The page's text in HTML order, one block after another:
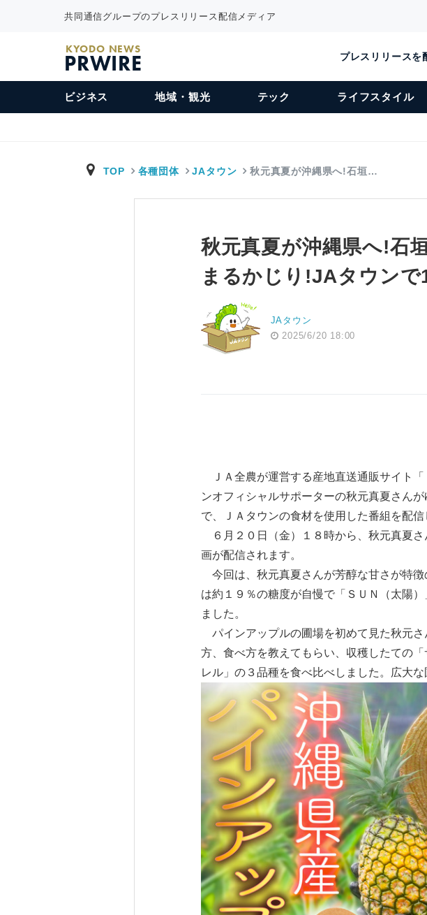
共同通信グループのプレスリリース配信メディア
KYODO NEWS
PRWIRE プレスリリースを
ビジネス 地域・観光 テック ライフスタイル
TOP 各種団体 JAタウン 秋元真夏が沖縄県へ!石垣…
秋元真夏が沖縄県へ!石
まるかじり!JAタウン
JAタウン
2025/6/20 18:00
ＪＡ全農が運営する産地直送通販サイト
ンオフィシャルサポーターの秋元真夏さん
で、ＪＡタウンの食材を使用した番組を配信
６月２０日（金）１８時から、秋元真夏
画が配信されます。
今回は、秋元真夏さんが芳醇な甘さが特
は約１９％の糖度が自慢で「ＳＵＮ（太陽
ました。
パインアップルの圃場を初めて見た秋元
方、食べ方を教えてもらい、収穫したての
レル」の３品種を食べ比べしました。広大